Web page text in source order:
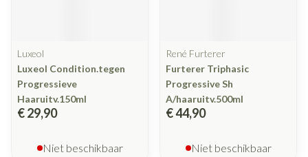
Luxeol
Luxeol Condition.tegen
Progressieve
Haaruitv.150ml
€ 29,90
Niet beschikbaar
René Furterer
Furterer Triphasic
Progressive Sh
A/haaruitv.500ml
€ 44,90
Niet beschikbaar